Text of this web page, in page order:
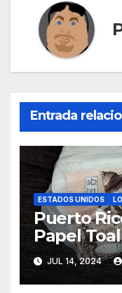
Entrada
ESTADOS UNIDOS
Puerto
Papel
Pa’ Que
Curita
JUL 14, 2024